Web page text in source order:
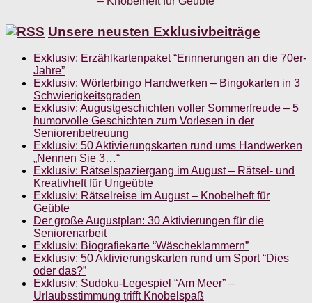
Unsere neusten Exklusivbeiträge
Exklusiv: Erzählkartenpaket “Erinnerungen an die 70er-
Jahre”
Exklusiv: Wörterbingo Handwerken – Bingokarten in 3
Schwierigkeitsgraden
Exklusiv: Augustgeschichten voller Sommerfreude – 5
humorvolle Geschichten zum Vorlesen in der
Seniorenbetreuung
Exklusiv: 50 Aktivierungskarten rund ums Handwerken
„Nennen Sie 3…“
Exklusiv: Rätselspaziergang im August – Rätsel- und
Kreativheft für Ungeübte
Exklusiv: Rätselreise im August – Knobelheft für
Geübte
Der große Augustplan: 30 Aktivierungen für die
Seniorenarbeit
Exklusiv: Biografiekarte “Wäscheklammern”
Exklusiv: 50 Aktivierungskarten rund um Sport “Dies
oder das?”
Exklusiv: Sudoku-Legespiel “Am Meer” –
Urlaubsstimmung trifft Knobelspaß